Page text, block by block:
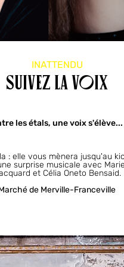
INATTENDU
SUIVEZ LA VOIX
les étals, une voix s'élève...
: elle vous mènera jusqu'au
surprise musicale avec
et Célia Oneto Bensaid.
de Merville-Franceville